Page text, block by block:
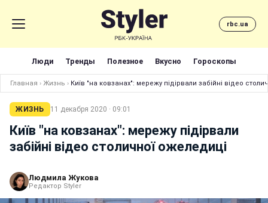
rbc.ua
Люди Тренды Полезное Вкусно Гороскопы
Главная › Жизнь › Київ "на ковзанах": мережу підірвали забійні відео
ЖИЗНЬ 11 декабря 2020 · 09:01
Київ "на ковзанах": мережу підірвали
забійні відео столичної ожеледиці
Людмила Жукова
Редактор Styler